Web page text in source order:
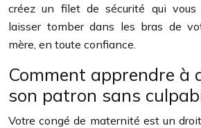
créez un filet de sécurité qui vous
laisser tomber dans les bras de
mère, en toute confiance.
Comment apprendre à
son patron sans
Votre congé de maternité est un